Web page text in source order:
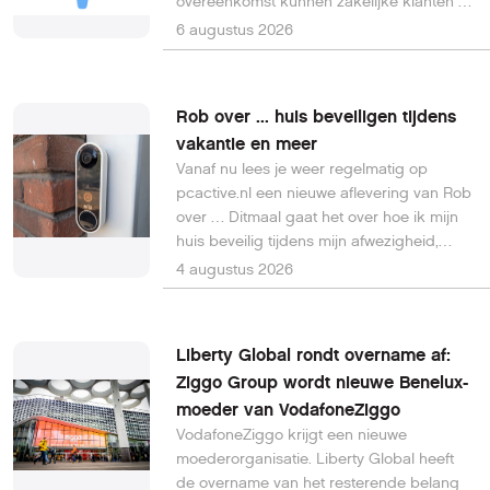
consumenten een LinkedIn Premium-
abonnement combineren met hun mobiele
zakelijke netwerk te halen.
6 augustus 2026
Rob over ... huis beveiligen tijdens
vakantie en meer
Vanaf nu lees je weer regelmatig op
pcactive.nl een nieuwe aflevering van Rob
over … Ditmaal gaat het over hoe ik mijn
huis beveilig tijdens mijn afwezigheid,
bijvoorbeeld tijdens mijn vakantie.
Bovendien zorgt het ook voor een stukje
4 augustus 2026
Liberty Global rondt overname af:
Ziggo Group wordt nieuwe Benelux-
moeder van VodafoneZiggo
VodafoneZiggo krijgt een nieuwe
moederorganisatie. Liberty Global heeft
de overname van het resterende belang